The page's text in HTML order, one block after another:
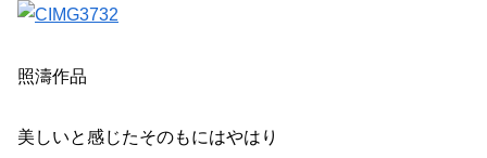
照濤作品
美しいと感じたそのもにはやはり